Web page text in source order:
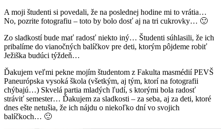
A moji študenti si povedali, že na poslednej hodine mi to vrátia…
No, pozrite fotografiu – toto by bolo dosť aj na tri cukrovky… 🙂
Zo sladkostí bude mať radosť niekto iný… Študenti súhlasili, že ich
pribalíme do vianočných balíčkov pre deti, ktorým pôjdeme robiť
Ježiška budúci týždeň…
Ďakujem veľmi pekne mojím študentom z Fakulta masmédií PEVŠ
Paneurópska vysoká škola (všetkým, aj tým, ktorí na fotografii
chýbajú…) Skvelá partia mladých ľudí, s ktorými bola radosť
stráviť semester… Ďakujem za sladkosti – za seba, aj za deti, ktoré
dnes ešte netušia, že ich nájdu o niekoľko dní vo svojich
balíčkoch… 🙂